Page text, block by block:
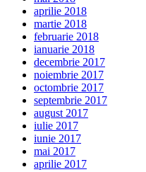
aprilie 2018
martie 2018
februarie 2018
ianuarie 2018
decembrie 2017
noiembrie 2017
octombrie 2017
septembrie 2017
august 2017
iulie 2017
iunie 2017
mai 2017
aprilie 2017